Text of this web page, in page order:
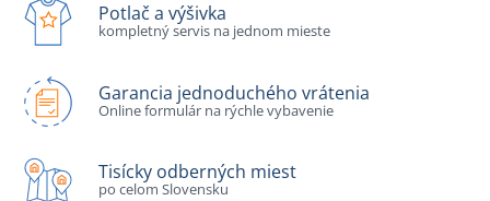
Potlač a výšivka
kompletný servis na jednom mieste
Garancia jednoduchého vrátenia
Online formulár na rýchle vybavenie
Tisícky odberných miest
po celom Slovensku